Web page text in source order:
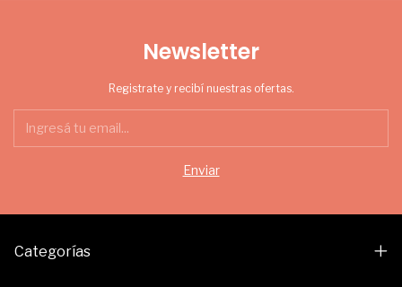
Newsletter
Registrate y recibí nuestras ofertas.
Categorías